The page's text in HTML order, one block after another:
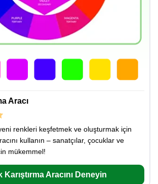
Aracı
renkleri keşfetmek ve oluşturmak için
kullanın – sanatçılar, çocuklar ve
mükemmel!
Karıştırma Aracını Deneyin